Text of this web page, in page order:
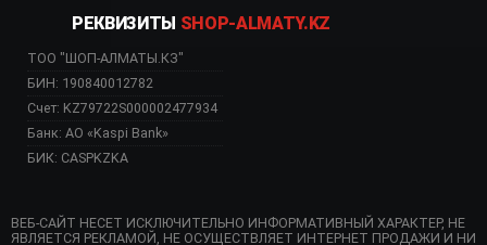
РЕКВИЗИТЫ SHOP-ALMATY.KZ
ТОО "ШОП-АЛМАТЫ.КЗ"
БИН: 190840012782
Счет: KZ79722S000002477934
Банк: АО «Kaspi Bank»
БИК: CASPKZKA
ВЕБ-САЙТ НЕСЕТ ИСКЛЮЧИТЕЛЬНО ИНФОРМАТИВНЫЙ ХАРАКТЕР, НЕ
ЯВЛЯЕТСЯ РЕКЛАМОЙ, НЕ ОСУЩЕСТВЛЯЕТ ИНТЕРНЕТ ПРОДАЖИ И НИ